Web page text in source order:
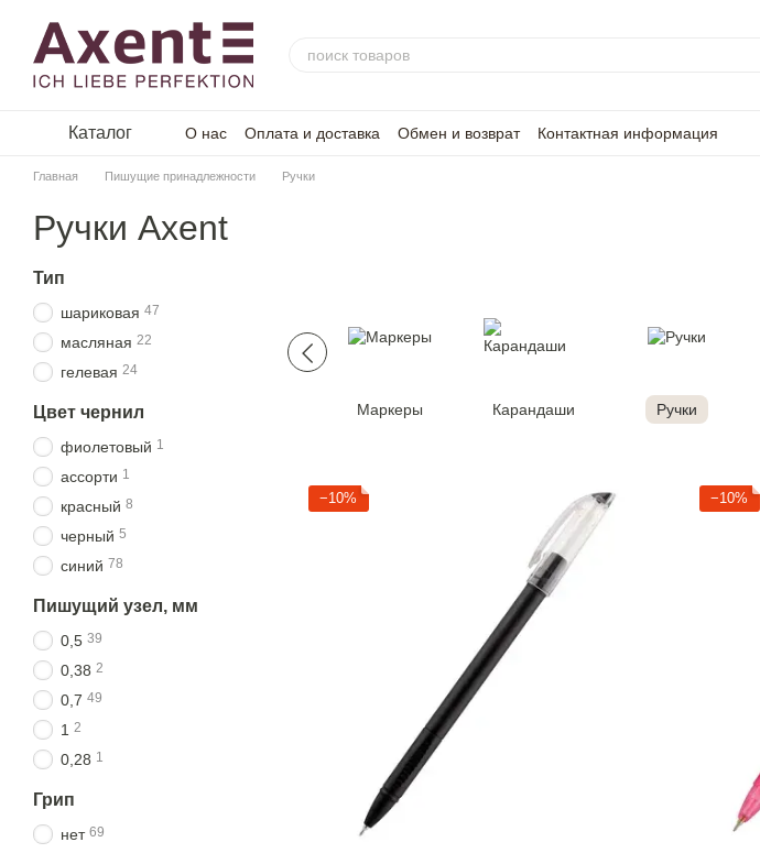
Каталог О нас Оплата и доставка Обмен и возврат Контактная информация
Главная Пишущие принадлежности Ручки
Ручки Axent
Маркеры Карандаши Ручки
−10% −10%
Тип
шариковая 47
масляная 22
гелевая 24
Цвет чернил
фиолетовый 1
ассорти 1
красный 8
черный 5
синий 78
Пишущий узел, мм
0,5 39
0,38 2
0,7 49
1 2
0,28 1
Грип
нет 69